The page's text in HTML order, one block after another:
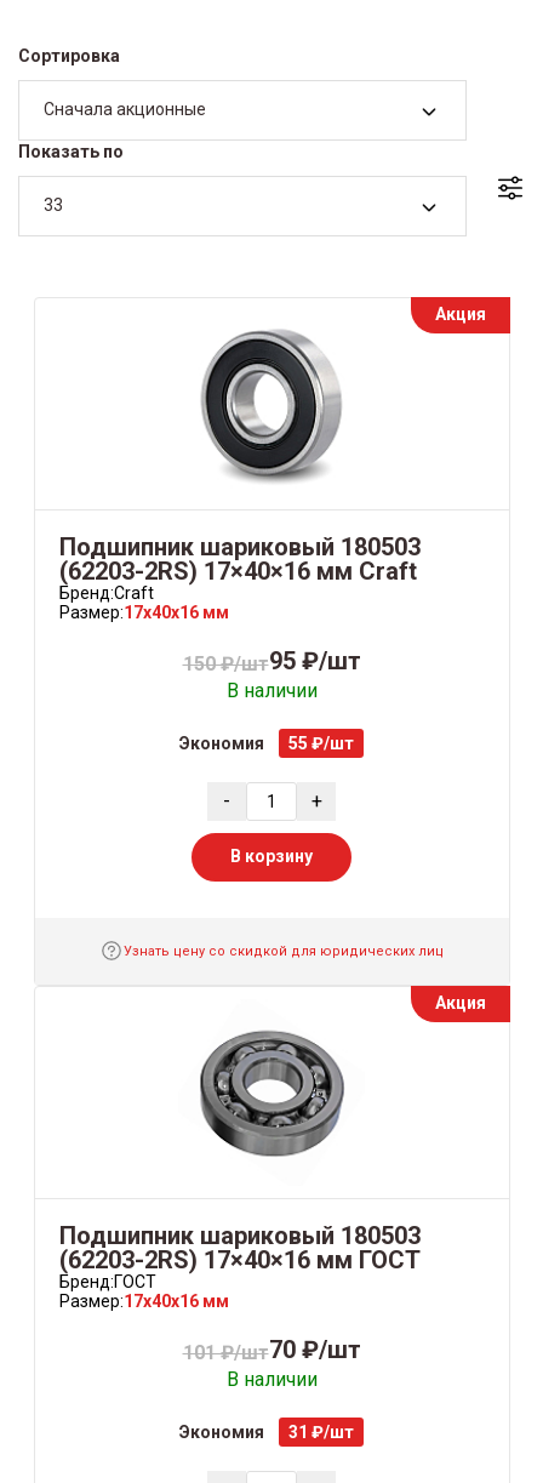
Сортировка
Сначала акционные
Показать по
33
Акция
Подшипник шариковый 180503
(62203-2RS) 17×40×16 мм Craft
Бренд:Craft
Размер:17x40x16 мм
150 ₽/шт95 ₽/шт
В наличии
Экономия 55 ₽/шт
- +
В корзину
Узнать цену со скидкой для юридических лиц
Акция
Подшипник шариковый 180503
(62203-2RS) 17×40×16 мм ГОСТ
Бренд:ГОСТ
Размер:17x40x16 мм
101 ₽/шт70 ₽/шт
В наличии
Экономия 31 ₽/шт